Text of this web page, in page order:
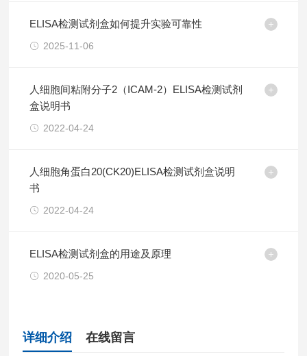
ELISA检测试剂盒如何提升实验可靠性
2025-11-06
人细胞间粘附分子2（ICAM-2）ELISA检测试剂
盒说明书
2022-04-24
人细胞角蛋白20(CK20)ELISA检测试剂盒说明
书
2022-04-24
ELISA检测试剂盒的用途及原理
2020-05-25
详细介绍 在线留言